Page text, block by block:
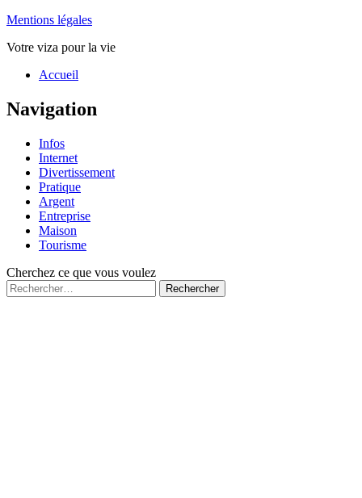
Mentions légales
Votre viza pour la vie
Haut
page
Accueil
Navigation
Infos
Internet
Divertissement
Pratique
Argent
Entreprise
Maison
Tourisme
Cherchez ce que vous voulez
Rechercher :